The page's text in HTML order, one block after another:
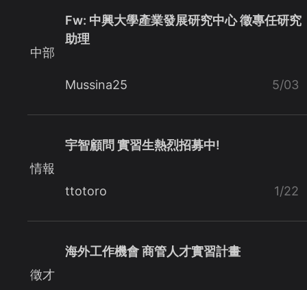
中部
Fw: 中興大學產業發展研究中心 徵專任研究
助理
Mussina25 5/03
情報
宇智顧問 實習生熱烈招募中!
ttotoro 1/22
徵才
海外工作機會 商管人才實習計畫